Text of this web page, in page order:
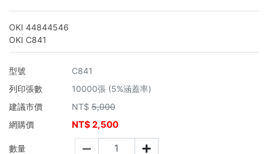
OKI 44844546
OKI C841
型號
C841
列印張數
10000張 (5%涵蓋率)
建議市價
NT$ 5,000
網購價
NT$ 2,500
數量